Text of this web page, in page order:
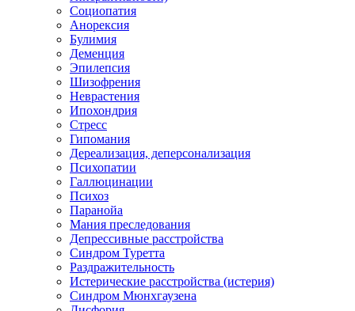
Социопатия
Анорексия
Булимия
Деменция
Эпилепсия
Шизофрения
Неврастения
Ипохондрия
Стресс
Гипомания
Дереализация, деперсонализация
Психопатии
Галлюцинации
Психоз
Паранойа
Мания преследования
Депрессивные расстройства
Синдром Туретта
Раздражительность
Истерические расстройства (истерия)
Синдром Мюнхгаузена